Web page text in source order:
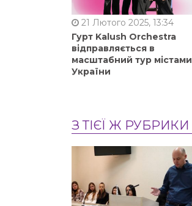
21 Лютого 2025, 13:34
Гурт Kalush Orchestra
відправляється в
масштабний тур містами
України
З ТІЄЇ Ж РУБРИКИ